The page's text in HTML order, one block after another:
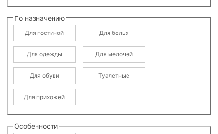
По назначению
Для гостиной Для белья
Для одежды Для мелочей
Для обуви Туалетные
Для прихожей
Особенности